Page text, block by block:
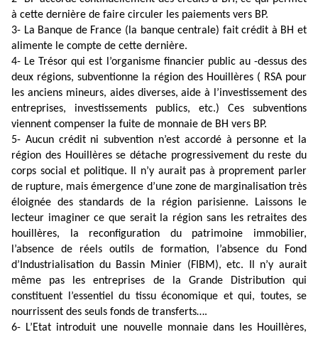
à cette dernière de faire circuler les paiements vers BP.
3- La Banque de France (la banque centrale) fait crédit à BH et
alimente le compte de cette dernière.
4- Le Trésor qui est l’organisme financier public au -dessus des
deux régions, subventionne la région des Houillères ( RSA pour
les anciens mineurs, aides diverses, aide à l’investissement des
entreprises, investissements publics, etc.) Ces subventions
viennent compenser la fuite de monnaie de BH vers BP.
5- Aucun crédit ni subvention n’est accordé à personne et la
région des Houillères se détache progressivement du reste du
corps social et politique. Il n’y aurait pas à proprement parler
de rupture, mais émergence d’une zone de marginalisation très
éloignée des standards de la région parisienne. Laissons le
lecteur imaginer ce que serait la région sans les retraites des
houillères, la reconfiguration du patrimoine immobilier,
l’absence de réels outils de formation, l’absence du Fond
d’Industrialisation du Bassin Minier (FIBM), etc. Il n’y aurait
même pas les entreprises de la Grande Distribution qui
constituent l’essentiel du tissu économique et qui, toutes, se
nourrissent des seuls fonds de transferts….
6- L’Etat introduit une nouvelle monnaie dans les Houillères,